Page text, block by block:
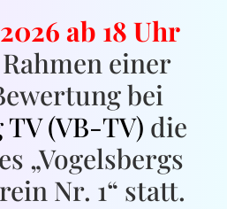
ab 18 Uhr
einer
bei
(VB-TV) die
„Vogelsbergs
Nr. 1“ statt.